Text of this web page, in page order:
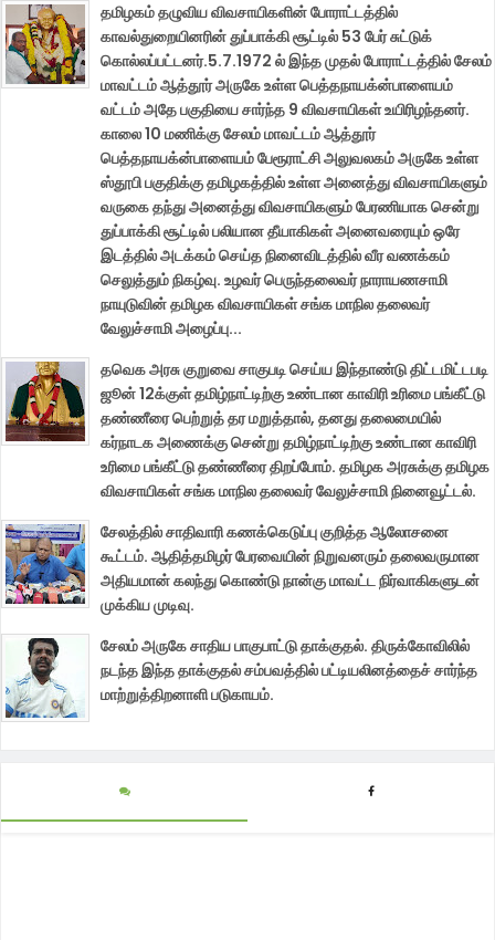
தமிழகம் தழுவிய விவசாயிகளின் போராட்டத்தில்
காவல்துறையினரின் துப்பாக்கி சூட்டில் 53 பேர் சுட்டுக்
கொல்லப்பட்டனர்.5.7.1972 ல் இந்த முதல் போராட்டத்தில் சேலம்
மாவட்டம் ஆத்தூர் அருகே உள்ள பெத்தநாயக்ன்பாளையம்
வட்டம் அதே பகுதியை சார்ந்த 9 விவசாயிகள் உயிரிழந்தனர்.
காலை 10 மணிக்கு சேலம் மாவட்டம் ஆத்தூர்
பெத்தநாயக்ன்பாளையம் பேரூராட்சி அலுவலகம் அருகே உள்ள
ஸ்தூபி பகுதிக்கு தமிழகத்தில் உள்ள அனைத்து விவசாயிகளும்
வருகை தந்து அனைத்து விவசாயிகளும் பேரணியாக சென்று
துப்பாக்கி சூட்டில் பலியான தீயாகிகள் அனைவரையும் ஒரே
இடத்தில் அடக்கம் செய்த நினைவிடத்தில் வீர வணக்கம்
செலுத்தும் நிகழ்வு. உழவர் பெருந்தலைவர் நாராயணசாமி
நாயுடுவின் தமிழக விவசாயிகள் சங்க மாநில தலைவர்
வேலுச்சாமி அழைப்பு...
தவெக அரசு குறுவை சாகுபடி செய்ய இந்தாண்டு திட்டமிட்டபடி
ஜூன் 12க்குள் தமிழ்நாட்டிற்கு உண்டான காவிரி உரிமை பங்கீட்டு
தண்ணீரை பெற்றுத் தர மறுத்தால், தனது தலைமையில்
கர்நாடக அணைக்கு சென்று தமிழ்நாட்டிற்கு உண்டான காவிரி
உரிமை பங்கீட்டு தண்ணீரை திறப்போம். தமிழக அரசுக்கு தமிழக
விவசாயிகள் சங்க மாநில தலைவர் வேலுச்சாமி நினைவூட்டல்.
சேலத்தில் சாதிவாரி கணக்கெடுப்பு குறித்த ஆலோசனை
கூட்டம். ஆதித்தமிழர் பேரவையின் நிறுவனரும் தலைவருமான
அதியமான் கலந்து கொண்டு நான்கு மாவட்ட நிர்வாகிகளுடன்
முக்கிய முடிவு.
சேலம் அருகே சாதிய பாகுபாட்டு தாக்குதல். திருக்கோவிலில்
நடந்த இந்த தாக்குதல் சம்பவத்தில் பட்டியலினத்தைச் சார்ந்த
மாற்றுத்திறனாளி படுகாயம்.